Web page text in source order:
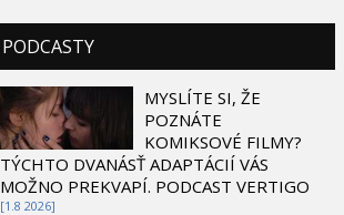
PODCASTY
MYSLÍTE SI, ŽE
POZNÁTE
KOMIKSOVÉ FILMY?
TÝCHTO DVANÁSŤ ADAPTÁCIÍ VÁS
MOŽNO PREKVAPÍ. PODCAST VERTIGO
[1.8 2026]